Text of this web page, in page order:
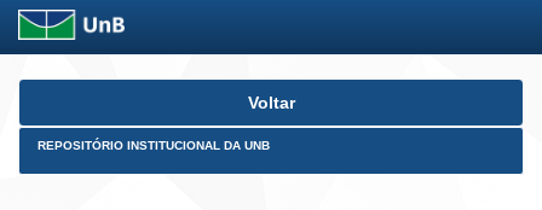
Skip
Voltar
REPOSITÓRIO INSTITUCIONAL DA UNB